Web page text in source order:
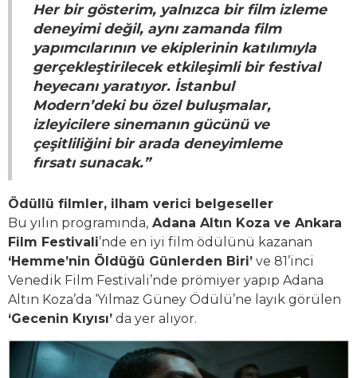
Her bir gösterim, yalnızca bir film izleme
deneyimi değil, aynı zamanda film
yapımcılarının ve ekiplerinin katılımıyla
gerçekleştirilecek etkileşimli bir festival
heyecanı yaratıyor. İstanbul
Modern’deki bu özel buluşmalar,
izleyicilere sinemanın gücünü ve
çeşitliliğini bir arada deneyimleme
fırsatı sunacak.”
Ödüllü filmler, ilham verici belgeseller
Bu yılın programında, Adana Altın Koza ve Ankara
Film Festivali’nde en iyi film ödülünü kazanan
‘Hemme’nin Öldüğü Günlerden Biri’ ve 81’inci
Venedik Film Festivali’nde prömiyer yapıp Adana
Altın Koza’da ‘Yılmaz Güney Ödülü’ne layık görülen
‘Gecenin Kıyısı’ da yer alıyor.